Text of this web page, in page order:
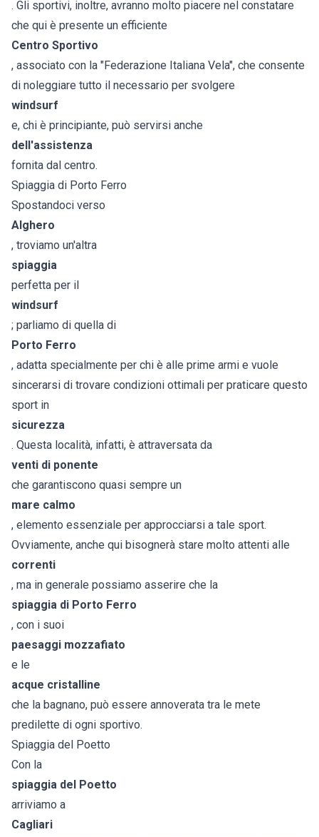
. Gli sportivi, inoltre, avranno molto piacere nel constatare
che qui è presente un efficiente
Centro Sportivo
, associato con la "Federazione Italiana Vela", che consente
di noleggiare tutto il necessario per svolgere
windsurf
e, chi è principiante, può servirsi anche
dell'assistenza
fornita dal centro.
Spiaggia di Porto Ferro
Spostandoci verso
Alghero
, troviamo un'altra
spiaggia
perfetta per il
windsurf
; parliamo di quella di
Porto Ferro
, adatta specialmente per chi è alle prime armi e vuole
sincerarsi di trovare condizioni ottimali per praticare questo
sport in
sicurezza
. Questa località, infatti, è attraversata da
venti di ponente
che garantiscono quasi sempre un
mare calmo
, elemento essenziale per approcciarsi a tale sport.
Ovviamente, anche qui bisognerà stare molto attenti alle
correnti
, ma in generale possiamo asserire che la
spiaggia di Porto Ferro
, con i suoi
paesaggi mozzafiato
e le
acque cristalline
che la bagnano, può essere annoverata tra le mete
predilette di ogni sportivo.
Spiaggia del Poetto
Con la
spiaggia del Poetto
arriviamo a
Cagliari